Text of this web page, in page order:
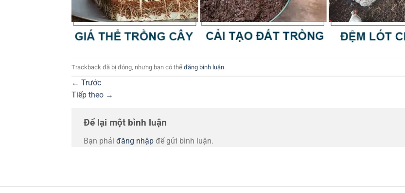
Trackback đã bị đóng, nhưng bạn có thể đăng bình luận.
← Trước
Tiếp theo →
Để lại một bình luận
Bạn phải đăng nhập để gửi bình luận.